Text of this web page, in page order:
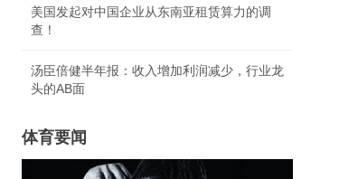
美国发起对中国企业从东南亚租赁算力的调
查！
汤臣倍健半年报：收入增加利润减少，行业龙
头的AB面
体育要闻